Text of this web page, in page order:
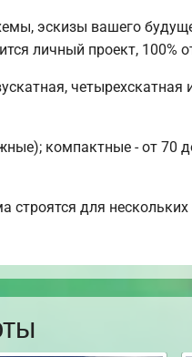
эскизы вашего
личный проект,
компактные - от 70
для